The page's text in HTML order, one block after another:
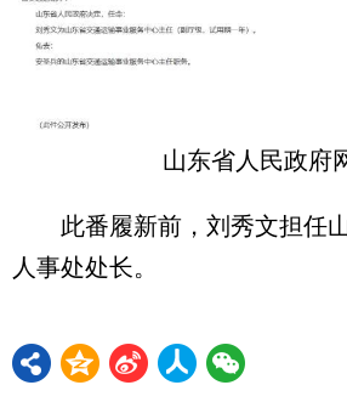
山东省人民政府
此番履新前，刘秀文担任
人事处处长。